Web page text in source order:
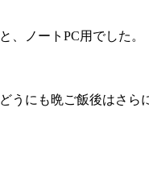
、ノートPC用でした。
うにも晩ご飯後はさ